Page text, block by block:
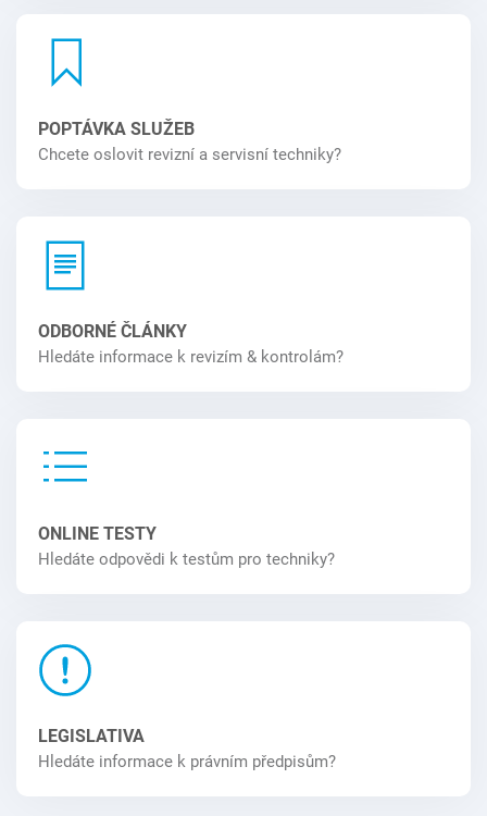
POPTÁVKA SLUŽEB
Chcete oslovit revizní a servisní techniky?
ODBORNÉ ČLÁNKY
Hledáte informace k revizím & kontrolám?
ONLINE TESTY
Hledáte odpovědi k testům pro techniky?
LEGISLATIVA
Hledáte informace k právním předpisům?